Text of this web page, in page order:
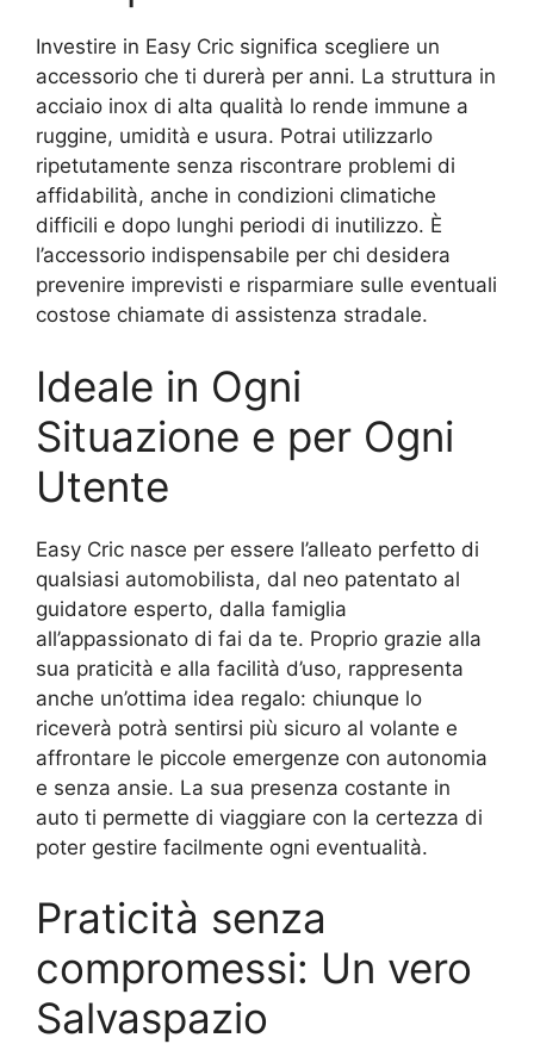
Investire in Easy Cric significa scegliere un
accessorio che ti durerà per anni. La struttura in
acciaio inox di alta qualità lo rende immune a
ruggine, umidità e usura. Potrai utilizzarlo
ripetutamente senza riscontrare problemi di
affidabilità, anche in condizioni climatiche
difficili e dopo lunghi periodi di inutilizzo. È
l’accessorio indispensabile per chi desidera
prevenire imprevisti e risparmiare sulle eventuali
costose chiamate di assistenza stradale.
Ideale in Ogni
Situazione e per Ogni
Utente
Easy Cric nasce per essere l’alleato perfetto di
qualsiasi automobilista, dal neo patentato al
guidatore esperto, dalla famiglia
all’appassionato di fai da te. Proprio grazie alla
sua praticità e alla facilità d’uso, rappresenta
anche un’ottima idea regalo: chiunque lo
riceverà potrà sentirsi più sicuro al volante e
affrontare le piccole emergenze con autonomia
e senza ansie. La sua presenza costante in
auto ti permette di viaggiare con la certezza di
poter gestire facilmente ogni eventualità.
Praticità senza
compromessi: Un vero
Salvaspazio